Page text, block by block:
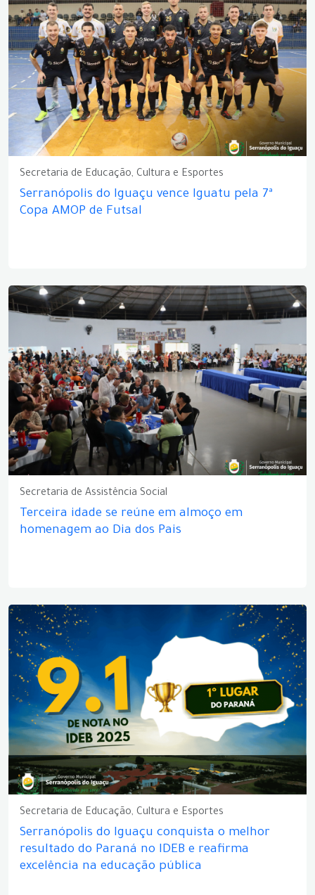
Secretaria de Educação, Cultura e Esportes
Serranópolis do Iguaçu vence Iguatu pela 7ª
Copa AMOP de Futsal
Secretaria de Assistência Social
Terceira idade se reúne em almoço em
homenagem ao Dia dos Pais
Secretaria de Educação, Cultura e Esportes
Serranópolis do Iguaçu conquista o melhor
resultado do Paraná no IDEB e reafirma
excelência na educação pública